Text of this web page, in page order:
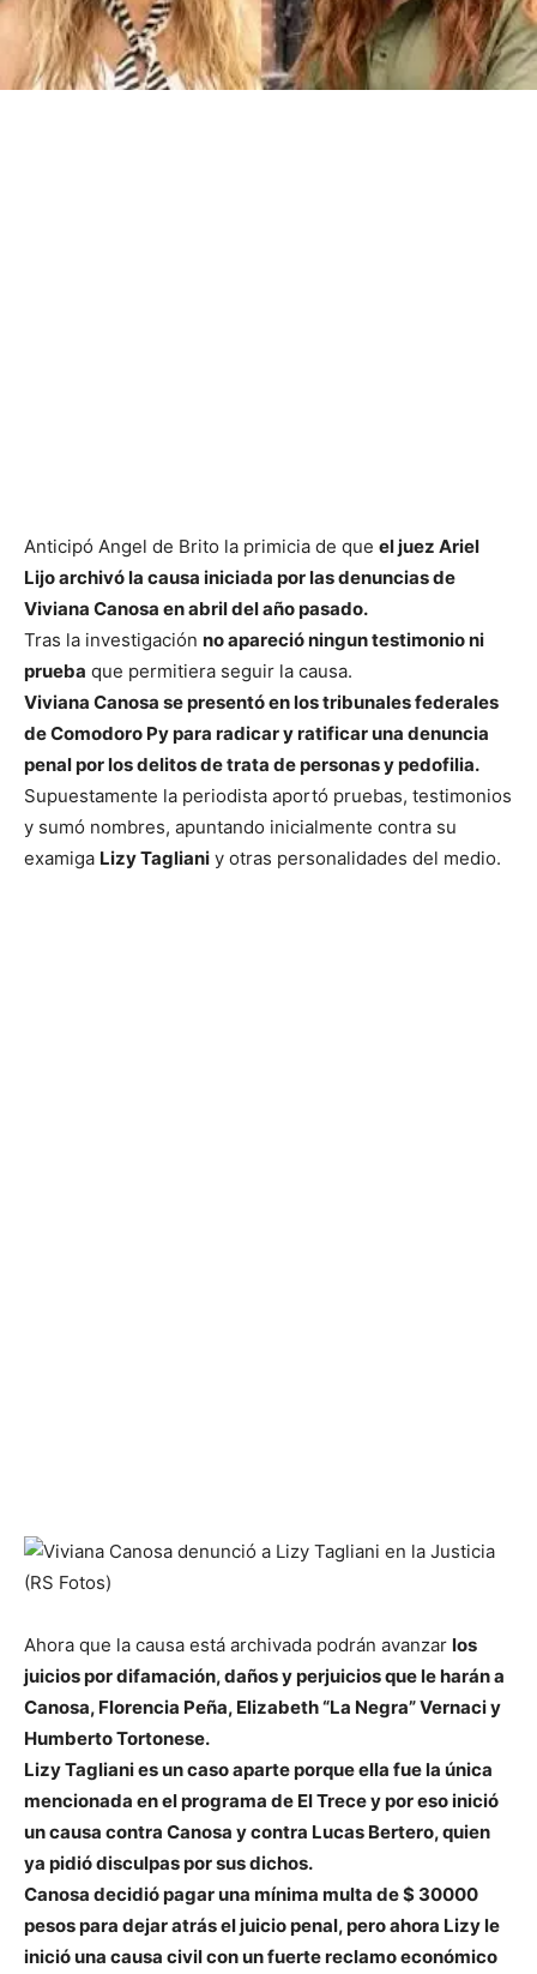
Anticipó Angel de Brito la primicia de que el juez Ariel
Lijo archivó la causa iniciada por las denuncias de
Viviana Canosa en abril del año pasado.
Tras la investigación no apareció ningun testimonio ni
prueba que permitiera seguir la causa.
Viviana Canosa se presentó en los tribunales federales
de Comodoro Py para radicar y ratificar una denuncia
penal por los delitos de trata de personas y pedofilia.
Supuestamente la periodista aportó pruebas, testimonios
y sumó nombres, apuntando inicialmente contra su
examiga Lizy Tagliani y otras personalidades del medio.
Ahora que la causa está archivada podrán avanzar los
juicios por difamación, daños y perjuicios que le harán a
Canosa, Florencia Peña, Elizabeth “La Negra” Vernaci y
Humberto Tortonese.
Lizy Tagliani es un caso aparte porque ella fue la única
mencionada en el programa de El Trece y por eso inició
un causa contra Canosa y contra Lucas Bertero, quien
ya pidió disculpas por sus dichos.
Canosa decidió pagar una mínima multa de $ 30000
pesos para dejar atrás el juicio penal, pero ahora Lizy le
inició una causa civil con un fuerte reclamo económico